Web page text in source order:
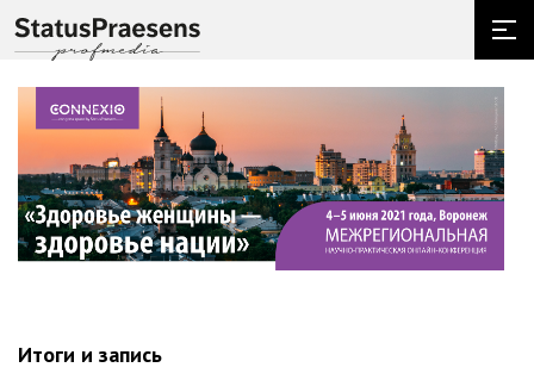
Итоги и запись